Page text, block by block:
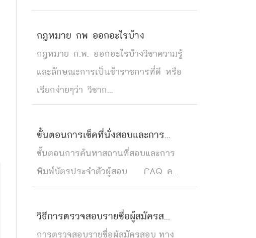
กฎหมาย กพ ออกอะไรบ้าง
กฎหมาย ก.พ. ออกอะไรบ้างวิชาความรู้
และลักษณะการเป็นข้าราชการที่ดี หรือ
เรียกง่ายๆว่า วิชาก...
ขั้นตอนการเช็คที่นั่งสอบและการ...
ขั้นตอนการค้นหาสถานที่สอบและการ
พิมพ์บัตรประจำตัวผู้สอบ FAQ ค...
วิธีการตรวจสอบรายชื่อผู้สมัครส...
การตรวจสอบรายชื่อผู้สมัครสอบ ทาง